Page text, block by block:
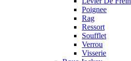
Poignee
Rag
Ressort
Soufflet
Verrou
Visserie